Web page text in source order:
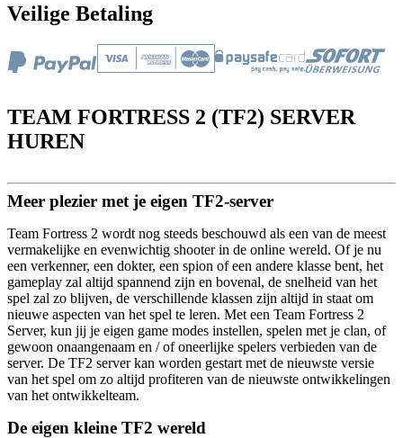
Veilige Betaling
TEAM FORTRESS 2 (TF2) SERVER
HUREN
Meer plezier met je eigen TF2-server
Team Fortress 2 wordt nog steeds beschouwd als een van de meest
vermakelijke en evenwichtig shooter in de online wereld. Of je nu
een verkenner, een dokter, een spion of een andere klasse bent, het
gameplay zal altijd spannend zijn en bovenal, de snelheid van het
spel zal zo blijven, de verschillende klassen zijn altijd in staat om
nieuwe aspecten van het spel te leren. Met een Team Fortress 2
Server, kun jij je eigen game modes instellen, spelen met je clan, of
gewoon onaangenaam en / of oneerlijke spelers verbieden van de
server. De TF2 server kan worden gestart met de nieuwste versie
van het spel om zo altijd profiteren van de nieuwste ontwikkelingen
van het ontwikkelteam.
De eigen kleine TF2 wereld